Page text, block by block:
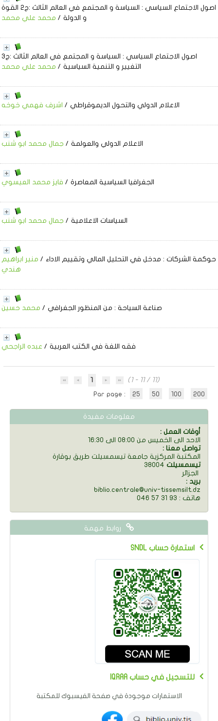
اصول الاجتماع السياسي
: السياسة و المجتمع في العالم الثالث :ج2 القوة
و الدولة / محمد علي محمد
اصول الاجتماع السياسي
: السياسة و المجتمع في العالم الثالث :ج3
التغيير و التنمية السياسية / محمد علي محمد
الاعلام الدولي والتحول الديموقراطي / اشرف فهمي خوخه
الاعلام الدولي والعولمة / جمال محمد ابو شنب
الجغرافيا السياسية المعاصرة / فايز محمد العيسوي
السياسات الاعلامية / جمال محمد ابو شنب
حوكمة الشركات : مدخل في التحليل المالي وتقييم الاداء / منير ابراهيم
هندي
صناعة السياحة : من المنظور الجغرافي / محمد حسين
فقه اللغة في الكتب العربية / عبده الراجحي
1
(1 - 11 / 11)
Par page :
25 50 100 200
معلومات مفيدة
: أوقات العمل
الاحد الى الخميس من 08:00 الى 16:30
: تواصل معنا
المكتبة المركزية جامعة تيسمسيلت طريق بوقارة
38004 تيسمسيلت
: بريد
biblio.centrale@univ-tissemsilt.dz
046 57 31 93 : هاتف
روابط مهمة
SNDL استمارة حساب
IQRAA للتسجيل في حساب
الاستمارات موجودة في صفحة الفيسبوك للمكتبة